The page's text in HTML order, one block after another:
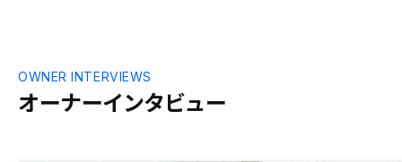
オーナーインタビュー
OWNER INTERVIEWS